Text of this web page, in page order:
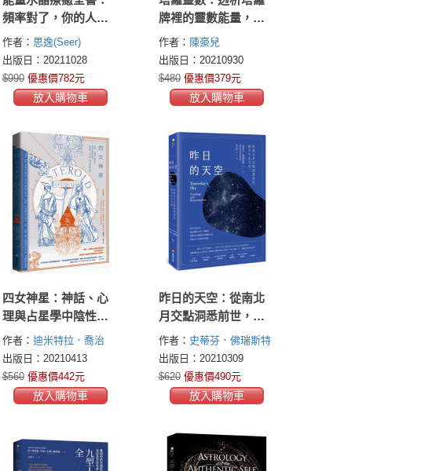
頻率對了，你的人生
就對了！找出你身心
靈的能量調音師
作者： 思逸(Seer)
出版日：20211028
$990 優惠價782元
放入購物車
牌裡的靈數能量，認
識自己與生命的78種
可能
作者： 陳豪兒
出版日：20210930
$480 優惠價379元
放入購物車
四女神星：神話、心
理與占星學中陰性能
量的重現——穀神
星、灶神星、婚神星
與智神星
作者： 迪米特拉．喬治
(Demetra George)道格拉
斯．布洛赫(Douglas
Bloch)
出版日：20210413
$560 優惠價442元
放入購物車
昨日的天空：從南北
月交點洞悉前世，指
引今生方向
作者： 史蒂芬．佛瑞斯特
(Steven Forrest)
出版日：20210309
$620 優惠價490元
放入購物車